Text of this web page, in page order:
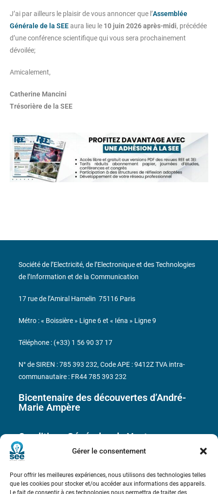
Gérer le consentement
Pour offrir les meilleures expériences, nous utilisons des technologies telles
que les cookies pour stocker et/ou accéder aux informations des appareils.
Le fait de consentir à ces technologies nous permettra de traiter des
J’ai par ailleurs le plaisir de vous annoncer que l’Assemblée
Générale de la SEEaura lieu le 10 juin 2026 après-midi, précédée
d’une conférence scientifique qui vous sera prochainement
dévoilée;
Amicalement,
Catherine Mancini
Trésorière de la SEE
Bicentenaire des découvertes d’André-
Marie Ampère
Conditions Générales de Vente
Société de l’Electricité, de l’Electronique et des Technologies
de l’Information et de la Communication
17 rue de l’Amiral Hamelin 75116 Paris
Métro : « Boissière » Ligne 6 et « Iéna » Ligne 9
Téléphone : (+33) 1 56 90 37 17
N° de SIREN : 785 393 232, Code APE : 9412Z TVA intra-
communautaire : FR44 785 393 232